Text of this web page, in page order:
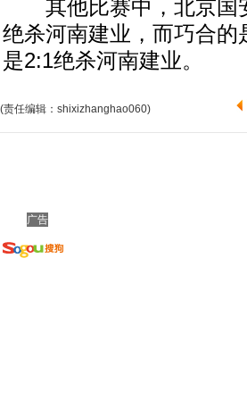
其他比赛中，北京国
绝杀河南建业，而巧合
是2:1绝杀河南建业。
(责任编辑：shixizhanghao060)
广告